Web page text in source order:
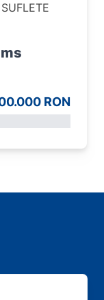
RON